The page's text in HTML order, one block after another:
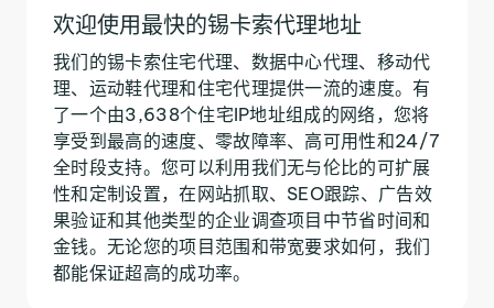
欢迎使用最快的锡卡索代理地址
我们的锡卡索住宅代理、数据中心代理、移动代
理、运动鞋代理和住宅代理提供一流的速度。有
了一个由3,638个住宅IP地址组成的网络，您将
享受到最高的速度、零故障率、高可用性和24/7
全时段支持。您可以利用我们无与伦比的可扩展
性和定制设置，在网站抓取、SEO跟踪、广告效
果验证和其他类型的企业调查项目中节省时间和
金钱。无论您的项目范围和带宽要求如何，我们
都能保证超高的成功率。